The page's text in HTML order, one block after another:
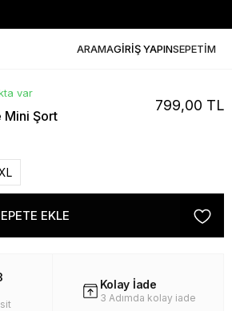
ARAMAGİRİŞ YAPINSEPETİM
var
Mini Şort
799,00 TL
EKLE
Kolay İade
3 Adımda kolay iade